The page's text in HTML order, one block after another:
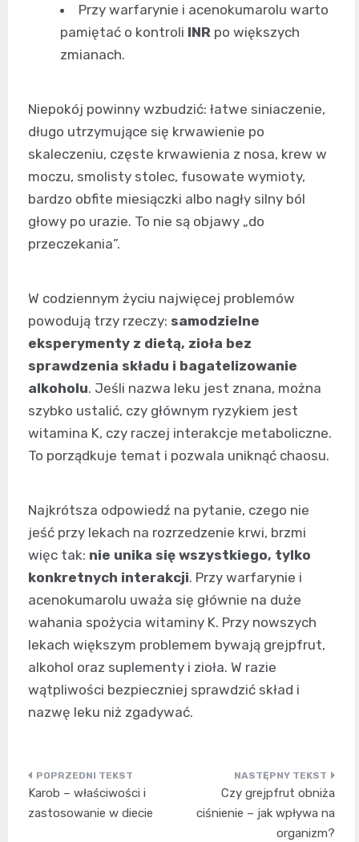
Przy warfarynie i acenokumarolu warto
pamiętać o kontroli INR po większych
zmianach.
Niepokój powinny wzbudzić: łatwe siniaczenie,
długo utrzymujące się krwawienie po
skaleczeniu, częste krwawienia z nosa, krew w
moczu, smolisty stolec, fusowate wymioty,
bardzo obfite miesiączki albo nagły silny ból
głowy po urazie. To nie są objawy „do
przeczekania”.
W codziennym życiu najwięcej problemów
powodują trzy rzeczy: samodzielne
eksperymenty z dietą, zioła bez
sprawdzenia składu i bagatelizowanie
alkoholu. Jeśli nazwa leku jest znana, można
szybko ustalić, czy głównym ryzykiem jest
witamina K, czy raczej interakcje metaboliczne.
To porządkuje temat i pozwala uniknąć chaosu.
Najkrótsza odpowiedź na pytanie, czego nie
jeść przy lekach na rozrzedzenie krwi, brzmi
więc tak: nie unika się wszystkiego, tylko
konkretnych interakcji. Przy warfarynie i
acenokumarolu uważa się głównie na duże
wahania spożycia witaminy K. Przy nowszych
lekach większym problemem bywają grejpfrut,
alkohol oraz suplementy i zioła. W razie
wątpliwości bezpieczniej sprawdzić skład i
nazwę leku niż zgadywać.
Nawigacja
wpisu
Karob – właściwości i
zastosowanie w diecie
Czy grejpfrut obniża
ciśnienie – jak wpływa na
organizm?